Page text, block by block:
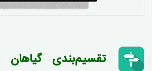
تقسیم‌بندی